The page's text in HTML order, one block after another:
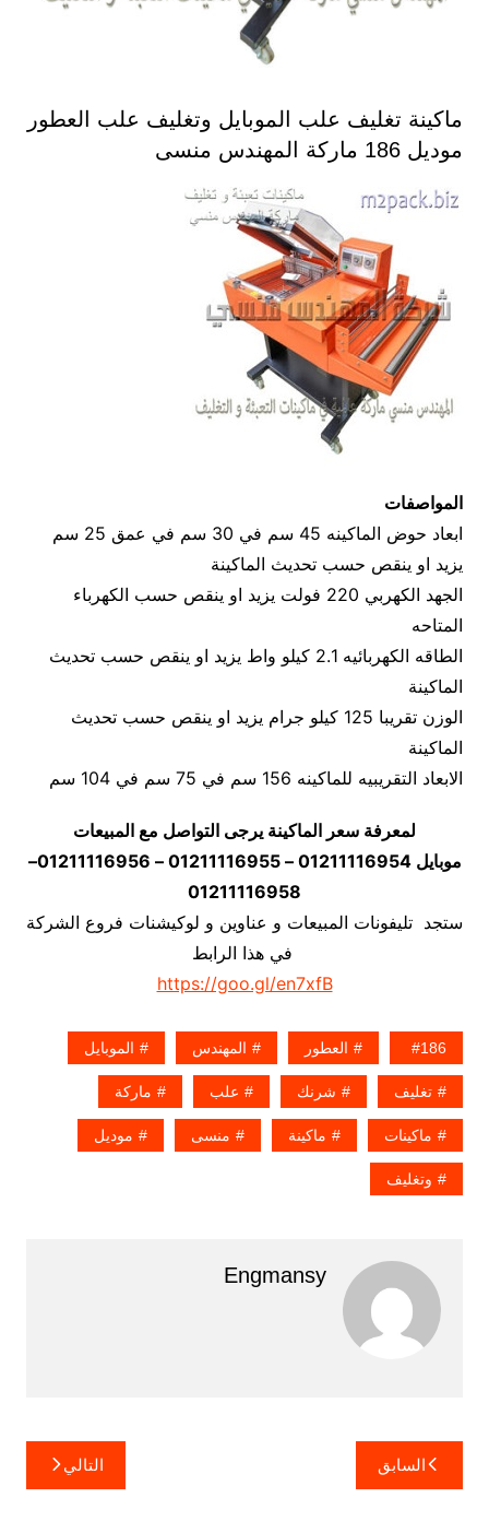
ماكينة تغليف علب الموبايل وتغليف علب العطور
موديل 186 ماركة المهندس منسى
المواصفات
ابعاد حوض الماكينه 45 سم في 30 سم في عمق 25 سم
يزيد او ينقص حسب تحديث الماكينة
الجهد الكهربي 220 فولت يزيد او ينقص حسب الكهرباء
المتاحه
الطاقه الكهربائيه 2.1 كيلو واط يزيد او ينقص حسب تحديث
الماكينة
الوزن تقريبا 125 كيلو جرام يزيد او ينقص حسب تحديث
الماكينة
الابعاد التقريبيه للماكينه 156 سم في 75 سم في 104 سم
لمعرفة سعر الماكينة يرجى التواصل مع المبيعات
موبايل 01211116954 – 01211116955 – 01211116956–
01211116958
ستجد تليفونات المبيعات و عناوين و لوكيشنات فروع الشركة
في هذا الرابط
https://goo.gl/en7xfB
186 العطور المهندس الموبايل
تغليف شرنك علب ماركة
ماكينات ماكينة منسى موديل
وتغليف
Engmansy
تصفّح
المقالات
السابق التالي